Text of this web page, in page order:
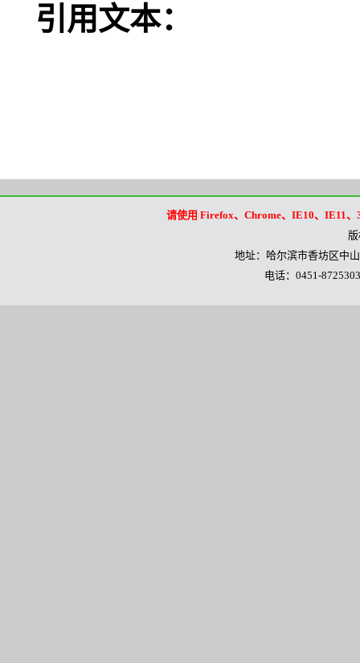
引用文本：
请使用 Firefox、Chrome、IE10、IE11
地址：哈尔滨市香坊区中
电话：0451-